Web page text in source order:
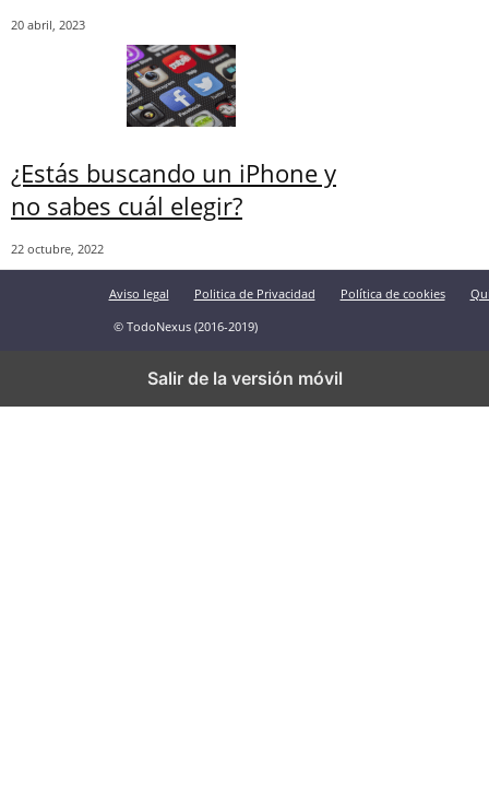
20 abril, 2023
¿Estás buscando un iPhone y
no sabes cuál elegir?
22 octubre, 2022
Aviso legal Politica de Privacidad Política de cookies
© TodoNexus (2016-2019)
Salir de la versión móvil